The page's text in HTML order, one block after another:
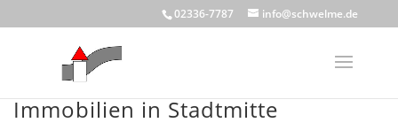
to
02336-7787 info@schwelme.de
Immobilien in Stadtmitte